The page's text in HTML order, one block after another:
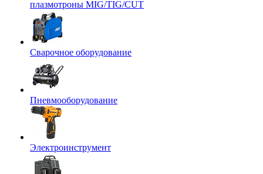
плазмотроны MIG/TIG/CUT
Сварочное оборудование
Пневмооборудование
Электроинструмент